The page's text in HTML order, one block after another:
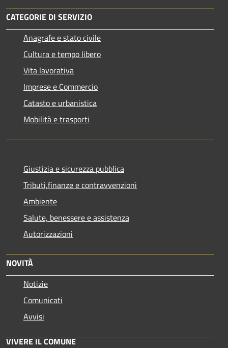
CATEGORIE DI SERVIZIO
Anagrafe e stato civile
Cultura e tempo libero
Vita lavorativa
Imprese e Commercio
Catasto e urbanistica
Mobilità e trasporti
Giustizia e sicurezza pubblica
Tributi,finanze e contravvenzioni
Ambiente
Salute, benessere e assistenza
Autorizzazioni
NOVITÀ
Notizie
Comunicati
Avvisi
VIVERE IL COMUNE